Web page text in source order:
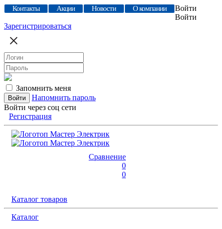
Контакты Акции Новости О компании
Войти
Войти
Зарегистрироваться
Запомнить меня
Напомнить пароль
Войти через соц сети
Регистрация
Сравнение
0
0
Каталог товаров
Каталог